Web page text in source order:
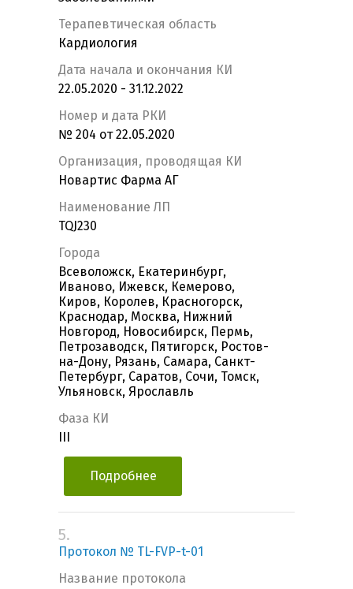
Терапевтическая область
Кардиология
Дата начала и окончания КИ
22.05.2020 - 31.12.2022
Номер и дата РКИ
№ 204 от 22.05.2020
Организация, проводящая КИ
Новартис Фарма АГ
Наименование ЛП
TQJ230
Города
Всеволожск, Екатеринбург,
Иваново, Ижевск, Кемерово,
Киров, Королев, Красногорск,
Краснодар, Москва, Нижний
Новгород, Новосибирск, Пермь,
Петрозаводск, Пятигорск, Ростов-
на-Дону, Рязань, Самара, Санкт-
Петербург, Саратов, Сочи, Томск,
Ульяновск, Ярославль
Фаза КИ
Подробнее
5.
Протокол № TL-FVP-t-01
Название протокола